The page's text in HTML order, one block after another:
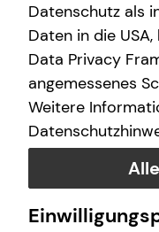
schwere Krankheit –
war. Deshalb ist die
so wichtig für dich.
Datenschutz als
Daten in die
Data Privacy
angemessenes
Weitere